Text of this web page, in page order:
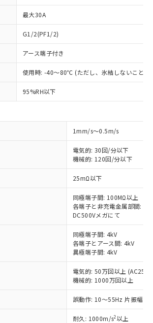
最大30A
G1/2(PF1/2)
アース端子付き
使用時: -40～80℃ (ただし、氷結しないこと）
95%RH以下
1mm/s～0.5m/s
電気的: 30回/分以下
機械的: 120回/分以下
25mΩ以下
同極端子間: 100MΩ以上
各端子と非充電金属部間:
DC500Vメガにて
同極端子間: 4kV
各端子とアース間: 4kV
異極端子間: 4kV
電気的: 50万回以上
機械的: 1000万回以上
誤動作: 10～55Hz 片振幅
耐久: 1000m/s2以上
条件
をお読みいただき、同意のうえ
ービスは、当社制御機器事業取扱
の当社在庫状況および標準価格
抜)を提供させていただくもので
制御機器事業取扱商品の中には、
ービスの対象外となる商品もある
をご了承ください。
状況および標準価格照会結果は、
している更新日時点での社内デー
基づき作成されるものであり、閲
み：EU RoHS指令（10物質）の
対応した製品が提供可能な商品で
：EU RoHS指令（10物質）の非含
した製品に切り替える予定のある
対応の商品で、対応品を出す予
認中：EU RoHS指令（10物質）の
応状況を調査中または確認中の
：ライセンス料など無形物で、有
無と関係のない商品です。
の事情により、非含有部品として
が、含有品と判明した場合などや
変更することがあります。
表
大均質材料含有率が中国RoHSの
下であることを示します。
大均質材料含有率が中国RoHSの
超えていることを示します。
および外国貿易法に定める商品
下｢規制貨物等」という）を輸出
は国外への提供する場合は、日本